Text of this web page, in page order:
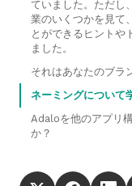
ていました。ただし
業のいくつかを見て
とができるヒントや
ました。
それはあなたのブラ
ネーミングについて
Adaloを他のアプリ
か？